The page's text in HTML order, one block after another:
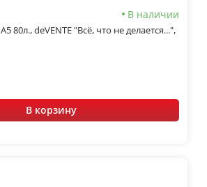
В наличии
80л., deVENTE "Всё, что не делается...",
В корзину